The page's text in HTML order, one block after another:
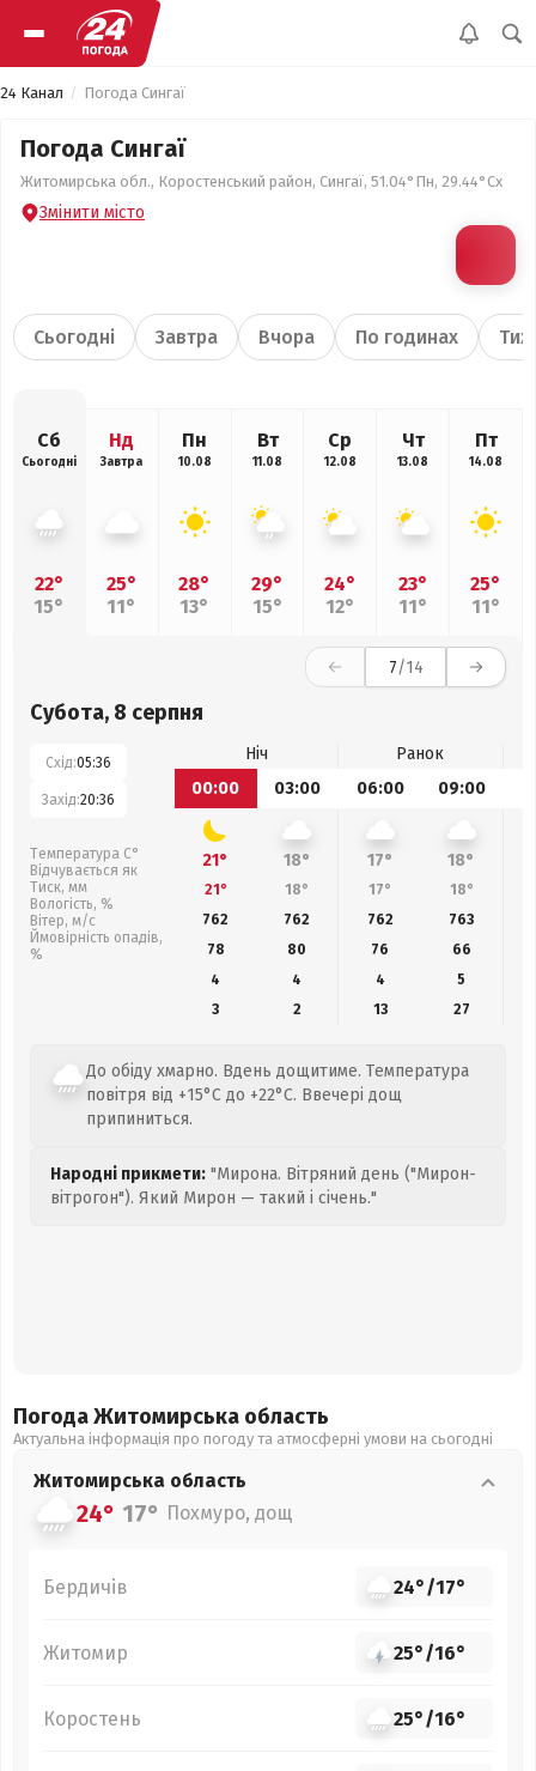
24 Канал Погода Сингаї
Погода Сингаї
Житомирська обл., Коростенський район, Сингаї, 51.04°Пн, 29.44°Сх
Змінити місто
Сьогодні Завтра Вчора По годинах
Сб
Сьогодні
22°
15°
Нд
Завтра
25°
11°
Пн
10.08
28°
13°
Вт
11.08
29°
15°
Ср
12.08
24°
12°
Чт
13.08
23°
11°
Пт
14.08
25°
11°
7/14
Субота, 8 серпня
Схід:05:36
Захід:20:36
Температура С°
Відчувається як
Тиск, мм
Вологість, %
Вітер, м/с
Ймовірність опадів,
%
Ніч
Ранок
00:00
03:00 06:00 09:00
21° 18° 17° 18°
21° 18° 17° 18°
762
762 762 763
78
80 76 66
4
4 4
5
3
2 13 27
До обіду хмарно. Вдень дощитиме. Температура
повітря від +15°C до +22°C. Ввечері дощ
припиниться.
Народні прикмети: "Мирона. Вітряний день ("Мирон-
вітрогон"). Який Мирон — такий і січень."
Погода Житомирська область
Актуальна інформація про погоду та атмосферні умови на сьогодні
Житомирська область
24° 17° Похмуро, дощ
Бердичів 24°/17°
Житомир 25°/16°
Коростень 25°/16°